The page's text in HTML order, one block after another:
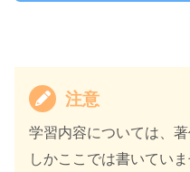
注意
学習内容については、
しかここでは書いていま